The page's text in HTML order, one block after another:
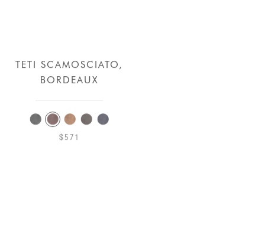
TETI SCAMOSCIATO,
BORDEAUX
$571